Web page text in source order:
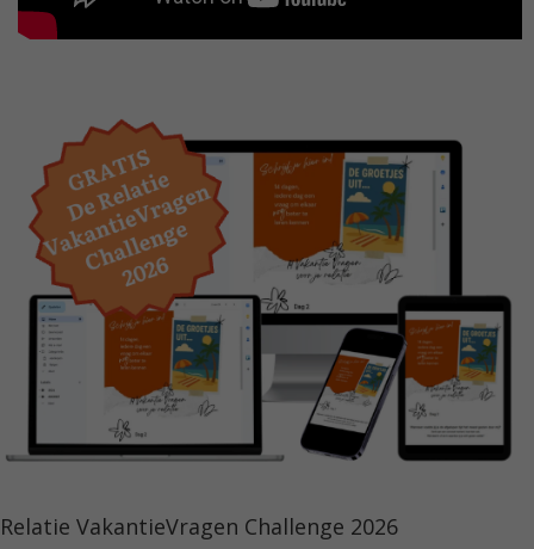
Relatie VakantieVragen Challenge 2026